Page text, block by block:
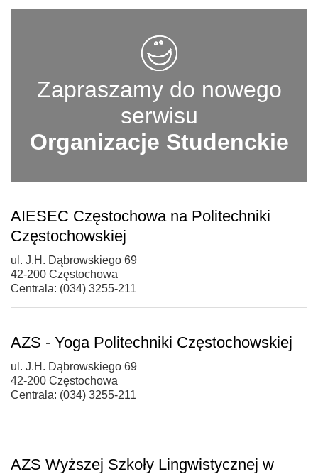
Zapraszamy do nowego
serwisu
Organizacje Studenckie
AIESEC Częstochowa na Politechniki
Częstochowskiej
ul. J.H. Dąbrowskiego 69
42-200 Częstochowa
Centrala: (034) 3255-211
AZS - Yoga Politechniki Częstochowskiej
ul. J.H. Dąbrowskiego 69
42-200 Częstochowa
Centrala: (034) 3255-211
AZS Wyższej Szkoły Lingwistycznej w